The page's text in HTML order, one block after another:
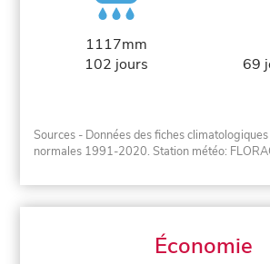
1117mm
102 jours
69
Sources - Données des fiches
normales 1991-2020. Station météo:
Économie